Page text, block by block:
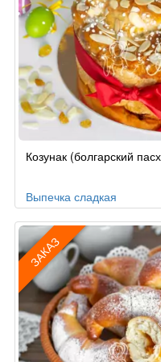
Козунак (болгарский
Выпечка сладкая
ЗАКАЗ